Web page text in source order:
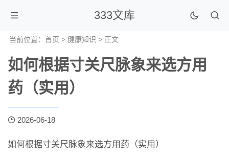
333文库
当前位置： 首页 > 健康知识 > 正文
如何根据寸关尺脉象来选方用
药（实用）
2026-06-18
如何根据寸关尺脉象来选方用药（实用）